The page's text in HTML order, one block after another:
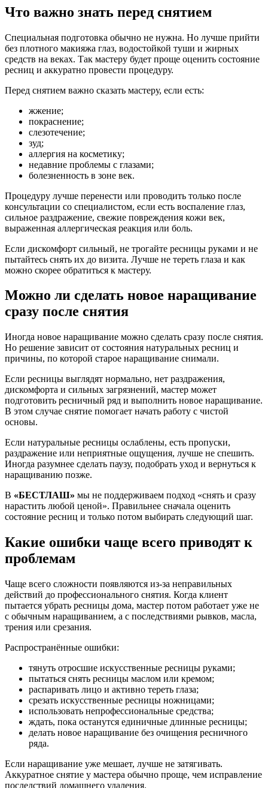
Что важно знать перед снятием
Специальная подготовка обычно не нужна. Но лучше прийти
без плотного макияжа глаз, водостойкой туши и жирных
средств на веках. Так мастеру будет проще оценить состояние
ресниц и аккуратно провести процедуру.
Перед снятием важно сказать мастеру, если есть:
жжение;
покраснение;
слезотечение;
зуд;
аллергия на косметику;
недавние проблемы с глазами;
болезненность в зоне век.
Процедуру лучше перенести или проводить только после
консультации со специалистом, если есть воспаление глаз,
сильное раздражение, свежие повреждения кожи век,
выраженная аллергическая реакция или боль.
Если дискомфорт сильный, не трогайте ресницы руками и не
пытайтесь снять их до визита. Лучше не тереть глаза и как
можно скорее обратиться к мастеру.
Можно ли сделать новое наращивание
сразу после снятия
Иногда новое наращивание можно сделать сразу после снятия.
Но решение зависит от состояния натуральных ресниц и
причины, по которой старое наращивание снимали.
Если ресницы выглядят нормально, нет раздражения,
дискомфорта и сильных загрязнений, мастер может
подготовить ресничный ряд и выполнить новое наращивание.
В этом случае снятие помогает начать работу с чистой
основы.
Если натуральные ресницы ослаблены, есть пропуски,
раздражение или неприятные ощущения, лучше не спешить.
Иногда разумнее сделать паузу, подобрать уход и вернуться к
наращиванию позже.
В «БЕСТЛАШ» мы не поддерживаем подход «снять и сразу
нарастить любой ценой». Правильнее сначала оценить
состояние ресниц и только потом выбирать следующий шаг.
Какие ошибки чаще всего приводят к
проблемам
Чаще всего сложности появляются из-за неправильных
действий до профессионального снятия. Когда клиент
пытается убрать ресницы дома, мастер потом работает уже не
с обычным наращиванием, а с последствиями рывков, масла,
трения или срезания.
Распространённые ошибки:
тянуть отросшие искусственные ресницы руками;
пытаться снять ресницы маслом или кремом;
распаривать лицо и активно тереть глаза;
срезать искусственные ресницы ножницами;
использовать непрофессиональные средства;
ждать, пока останутся единичные длинные ресницы;
делать новое наращивание без очищения ресничного
ряда.
Если наращивание уже мешает, лучше не затягивать.
Аккуратное снятие у мастера обычно проще, чем исправление
последствий домашнего удаления.